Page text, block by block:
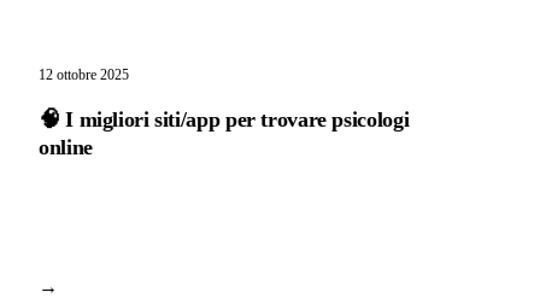
12 ottobre 2025
🧠 I migliori siti/app per trovare psicologi
online
→